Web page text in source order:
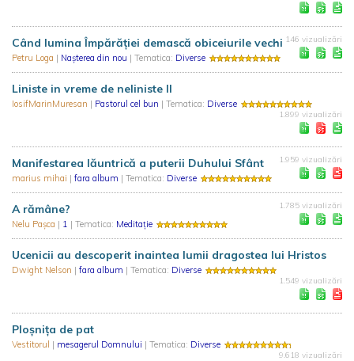
Când lumina Împărăției demască obiceiurile vechi
Petru Loga | Nașterea din nou | Tematica: Diverse
146 vizualizări
Liniste in vreme de neliniste II
IosifMarinMuresan | Pastorul cel bun | Tematica: Diverse
1.899 vizualizări
Manifestarea lăuntrică a puterii Duhului Sfânt
marius mihai | fara album | Tematica: Diverse
1.959 vizualizări
A rămâne?
Nelu Paşca | 1 | Tematica: Meditație
1.785 vizualizări
Ucenicii au descoperit inaintea lumii dragostea lui Hristos
Dwight Nelson | fara album | Tematica: Diverse
1.549 vizualizări
Ploșnița de pat
Vestitorul | mesagerul Domnului | Tematica: Diverse
9.618 vizualizări